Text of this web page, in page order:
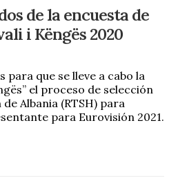
de la encuesta de
i Këngës 2020
para que se lleve a cabo la
el proceso de selección
Albania (RTSH) para
para Eurovisión 2021.